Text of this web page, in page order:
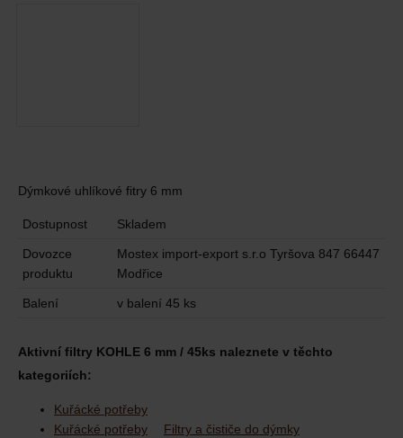
Dýmkové uhlíkové fitry 6 mm
Dostupnost Skladem
Dovozce
produktu
Mostex import-export s.r.o Tyršova 847 66447
Modřice
Balení v balení 45 ks
Aktivní filtry KOHLE 6 mm / 45ks naleznete v těchto
kategoriích:
Kuřácké potřeby
Kuřácké potřeby
Filtry a čističe do dýmky